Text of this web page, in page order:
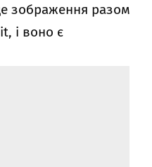
зображення разом
і воно є